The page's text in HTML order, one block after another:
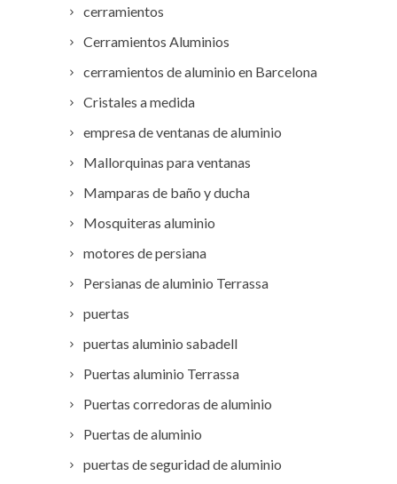
cerramientos
Cerramientos Aluminios
cerramientos de aluminio en Barcelona
Cristales a medida
empresa de ventanas de aluminio
Mallorquinas para ventanas
Mamparas de baño y ducha
Mosquiteras aluminio
motores de persiana
Persianas de aluminio Terrassa
puertas
puertas aluminio sabadell
Puertas aluminio Terrassa
Puertas corredoras de aluminio
Puertas de aluminio
puertas de seguridad de aluminio